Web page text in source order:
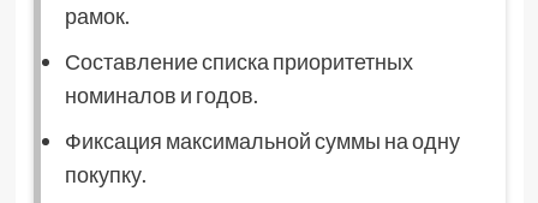
рамок.
Составление списка приоритетных
номиналов и годов.
Фиксация максимальной суммы на одну
покупку.